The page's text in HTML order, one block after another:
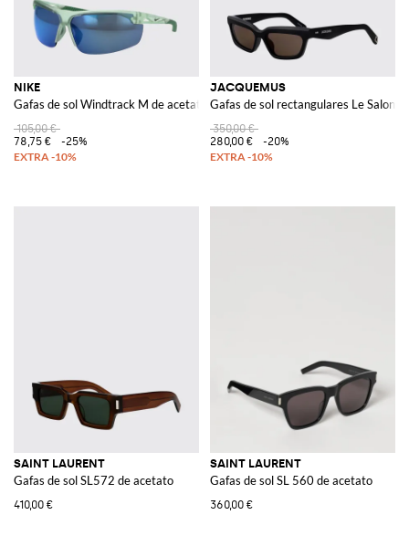
NIKE
Gafas de sol Windtrack M de acetato
105,00 €
78,75 €
-25%
JACQUEMUS
Gafas de sol rectangulares Le Salon
350,00 €
280,00 €
-20%
SAINT LAURENT
Gafas de sol SL572 de acetato
410,00 €
SAINT LAURENT
Gafas de sol SL 560 de acetato
360,00 €